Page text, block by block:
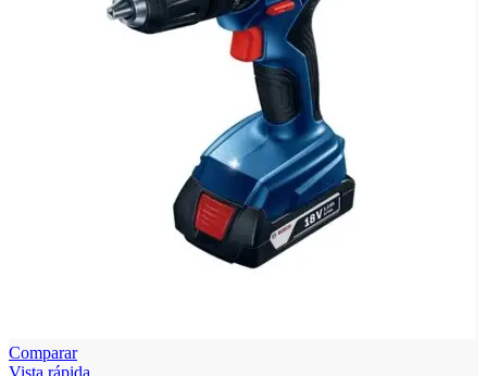
Comparar
Vista rápida